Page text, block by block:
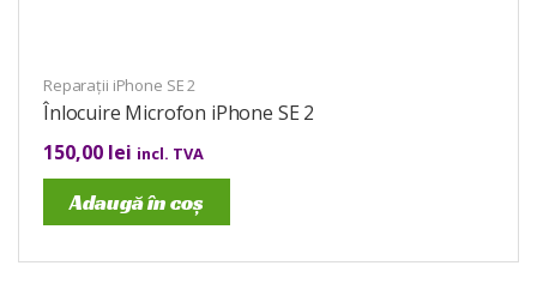
Reparații iPhone SE 2
Înlocuire Microfon iPhone SE 2
150,00 lei incl. TVA
Adaugă în coș